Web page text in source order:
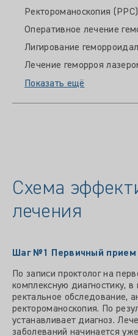
Ректороманоскопия
Оперативное лечение
Лигирование
Лечение геморроя
Показать ещё
Схема
лечения
Шаг №1 Первичный прием
По записи проктолог на
комплексную диагностику,
ректальное обследование,
ректороманоскопия. По
устанавливает диагноз.
заболеваний начинается